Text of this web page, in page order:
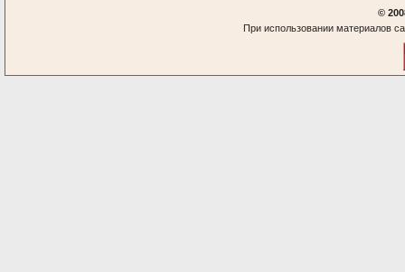
©
При использовании материалов